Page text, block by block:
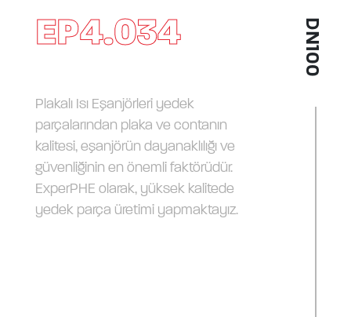
EP4.034
Plakalı Isı Eşanjörleri yedek
parçalarından plaka ve contanın
kalitesi, eşanjörün dayanaklılığı ve
güvenliğinin en önemli faktörüdür.
ExperPHE olarak, yüksek kalitede
yedek parça üretimi yapmaktayız.
DN100